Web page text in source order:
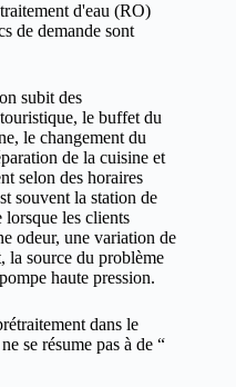
d'eau (RO)
de demande sont
subit des
le buffet du
le changement du
de la cuisine et
selon des horaires
souvent la station de
lorsque les clients
odeur, une variation de
la source du problème
haute pression.
dans le
se résume pas à de “